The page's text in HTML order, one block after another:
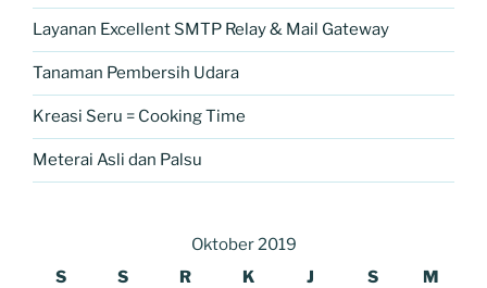
Layanan Excellent SMTP Relay & Mail Gateway
Tanaman Pembersih Udara
Kreasi Seru = Cooking Time
Meterai Asli dan Palsu
Oktober 2019
S
S R K J S M